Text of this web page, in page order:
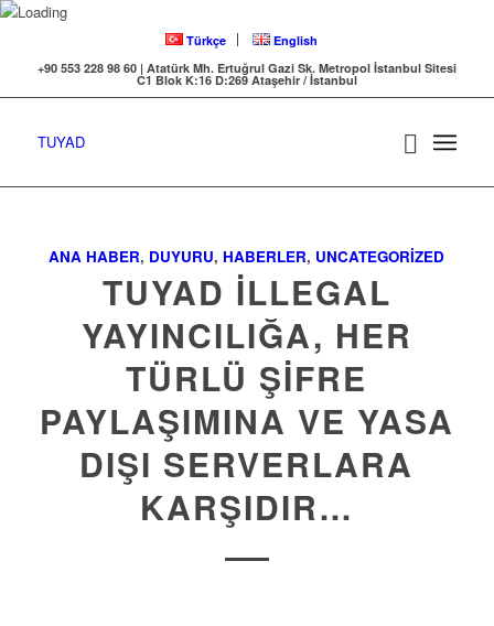
Türkçe
English
+90 553 228 98 60 | Atatürk Mh. Ertuğrul Gazi Sk. Metropol İstanbul Sitesi
C1 Blok K:16 D:269 Ataşehir / İstanbul
TUYAD
ANA HABER, DUYURU, HABERLER, UNCATEGORIZED
TUYAD İLLEGAL
YAYINCILIĞA, HER
TÜRLÜ ŞİFRE
PAYLAŞIMINA VE YASA
DIŞI SERVERLARA
KARŞIDIR…